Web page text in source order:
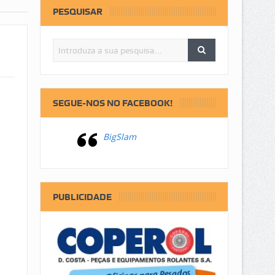
PESQUISAR
SEGUE-NOS NO FACEBOOK!
BigSlam
PUBLICIDADE